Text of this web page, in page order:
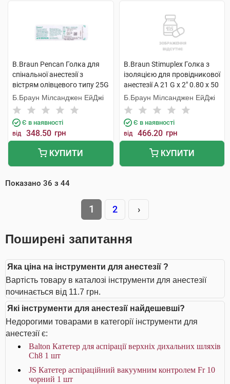
B.Braun Pencan Голка для
спінальної анестезії з
вістрям олівцевого типу 25G
0,53х88 мм 1 шт
Б.Браун Мілсанджен ЕйДжі
Є в наявності
від 348.50 грн
КУПИТИ
B.Braun Stimuplex Голка з
ізоляцією для провідникової
анестезії A 21 G x 2" 0.80 x 50
мм 1 шт
Б.Браун Мілсанджен ЕйДжі
Є в наявності
від 466.20 грн
КУПИТИ
Показано 36 з 44
1 2 ›
Поширені запитання
Яка ціна на інструменти для анестезії ?
Вартість товару в каталозі інструменти для анестезії
починається від 11.7 грн.
Які інструменти для анестезії найдешевші?
Недорогими товарами в категорії інструменти для
анестезії є:
Balton Катетер для аспірації верхніх дихальних шляхів
Ch8 1 шт
JS Катетер аспіраційний вакуумним контролем Fr 10
чорний 1 шт